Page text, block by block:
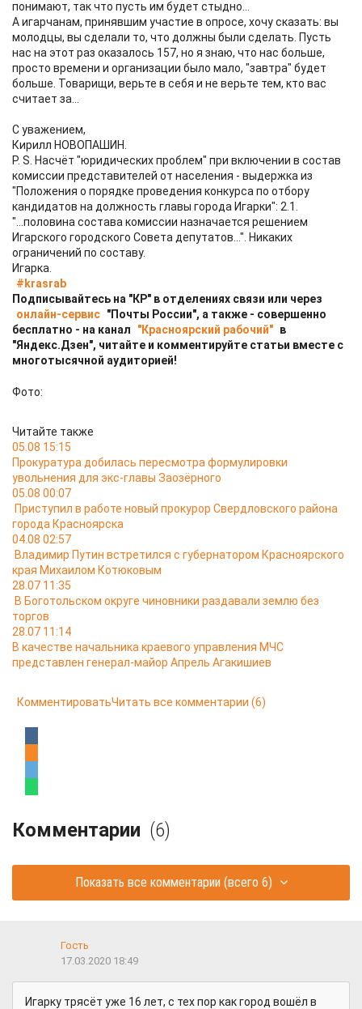
понимают, так что пусть им будет стыдно...
А игарчанам, принявшим участие в опросе, хочу сказать: вы
молодцы, вы сделали то, что должны были сделать. Пусть
нас на этот раз оказалось 157, но я знаю, что нас больше,
просто времени и организации было мало, "завтра" будет
больше. Товарищи, верьте в себя и не верьте тем, кто вас
считает за...
С уважением,
Кирилл НОВОПАШИН.
P. S. Насчёт "юридических проблем" при включении в состав
комиссии представителей от населения - выдержка из
"Положения о порядке проведения конкурса по отбору
кандидатов на должность главы города Игарки": 2.1.
"...половина состава комиссии назначается решением
Игарского городского Совета депутатов...". Никаких
ограничений по составу.
Игарка.
#krasrab
Подписывайтесь на "КР" в отделениях связи или через
онлайн-сервис "Почты России", а также - совершенно
бесплатно - на канал
"Красноярский рабочий" в
"Яндекс.Дзен", читайте и комментируйте статьи вместе с
многотысячной аудиторией!
Фото:
Читайте также
05.08 15:15
Прокуратура добилась пересмотра формулировки
увольнения для экс-главы Заозёрного
05.08 00:07
Приступил в работе новый прокурор Свердловского района
города Красноярска
04.08 02:57
Владимир Путин встретился с губернатором Красноярского
края Михаилом Котюковым
28.07 11:35
В Боготольском округе чиновники раздавали землю без
торгов
28.07 11:14
В качестве начальника краевого управления МЧС
представлен генерал-майор Апрель Агакишиев
КомментироватьЧитать все комментарии (6)
Комментарии (6)
Показать все комментарии(всего 6)
Гость
17.03.2020 18:49
Игарку трясёт уже 16 лет, с тех пор как город вошёл в